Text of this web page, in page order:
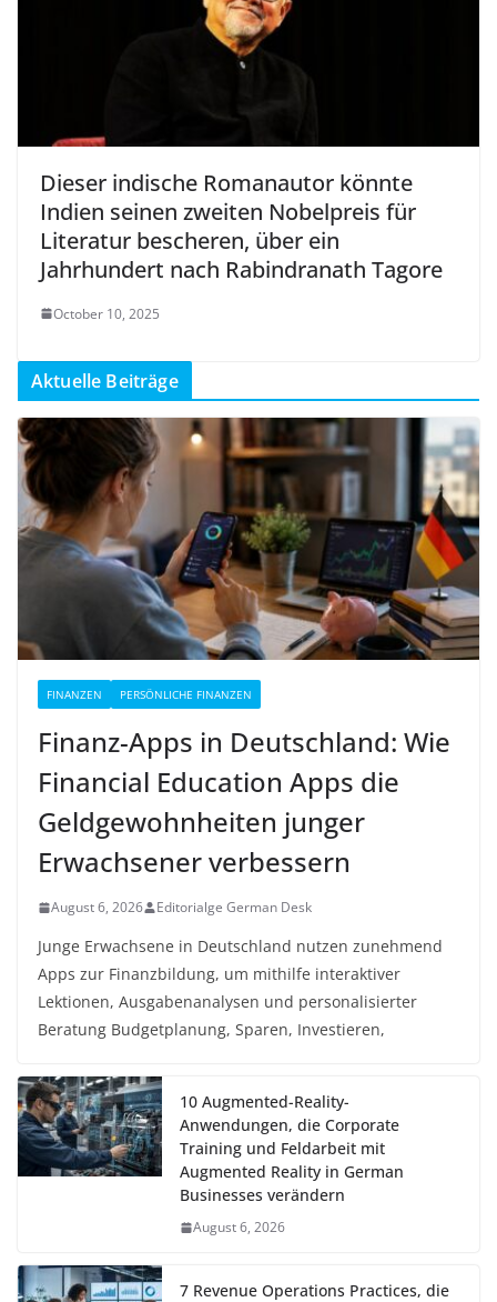
Dieser indische Romanautor könnte
Indien seinen zweiten Nobelpreis für
Literatur bescheren, über ein
Jahrhundert nach Rabindranath Tagore
October 10, 2025
Aktuelle Beiträge
FINANZEN PERSÖNLICHE FINANZEN
Finanz-Apps in Deutschland: Wie
Financial Education Apps die
Geldgewohnheiten junger
Erwachsener verbessern
August 6, 2026 Editorialge German Desk
Junge Erwachsene in Deutschland nutzen zunehmend
Apps zur Finanzbildung, um mithilfe interaktiver
Lektionen, Ausgabenanalysen und personalisierter
Beratung Budgetplanung, Sparen, Investieren,
10 Augmented-Reality-
Anwendungen, die Corporate
Training und Feldarbeit mit
Augmented Reality in German
Businesses verändern
August 6, 2026
7 Revenue Operations Practices, die